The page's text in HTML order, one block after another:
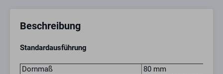
Beschreibung
Standardausführung
Dornmaß
80 mm